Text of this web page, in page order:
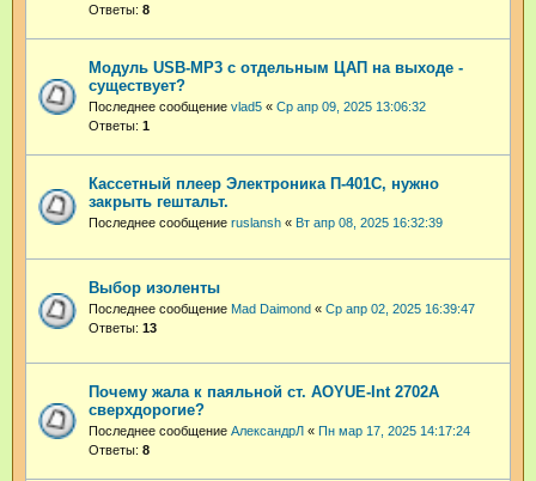
Ответы: 8
Модуль USB-MP3 с отдельным ЦАП на выходе -
существует?
Последнее сообщение vlad5 « Ср апр 09, 2025 13:06:32
Ответы: 1
Кассетный плеер Электроника П-401С, нужно
закрыть гештальт.
Последнее сообщение ruslansh « Вт апр 08, 2025 16:32:39
Выбор изоленты
Последнее сообщение Mad Daimond « Ср апр 02, 2025 16:39:47
Ответы: 13
Почему жала к паяльной ст. AOYUE-Int 2702A
сверхдорогие?
Последнее сообщение АлександрЛ « Пн мар 17, 2025 14:17:24
Ответы: 8